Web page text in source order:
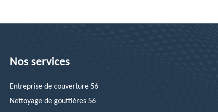
Nos services
Entreprise de couverture 56
Nettoyage de gouttières 56